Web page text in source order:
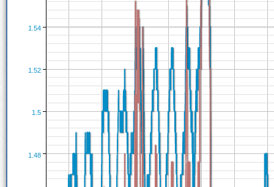
1.5
1.48
1.52
1.54